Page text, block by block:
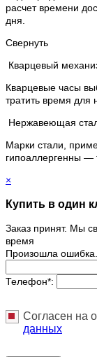
расчет времени
дня.
Свернуть
Кварцевый
Кварцевые часы
тратить время для
Нержавеющая
Марки стали,
гипоаллергенны —
×
Купить в один
Заказ принят. Мы
время
Произошла ошибка.
Телефон*:
Согласен на
данных